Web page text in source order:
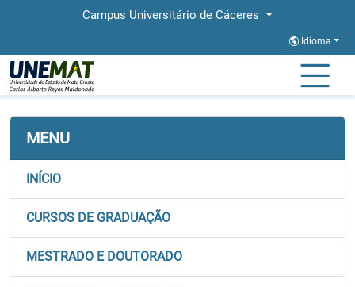
Campus Universitário de Cáceres
Idioma
Página Inicial
MENU
INÍCIO
CURSOS DE GRADUAÇÃO
MESTRADO E DOUTORADO